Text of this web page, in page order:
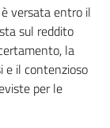
versata entro il
sul reddito
la
e il contenzioso
per le